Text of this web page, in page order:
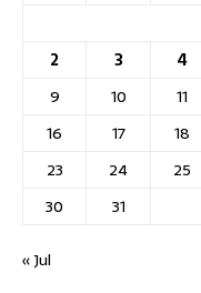
2
3 4
9
10 11
16
17 18
23
24 25
30
31
« Jul